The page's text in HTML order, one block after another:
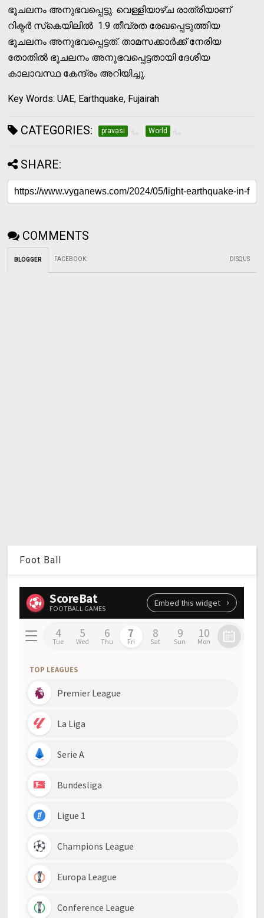
ഭൂചലനം അനുഭവപ്പെട്ടു. വെള്ളിയാഴ്ച രാത്രിയാണ്
റിക്ടര്‍ സ്‌കെയിലില്‍ 1.9 തീവ്രത രേഖപ്പെടുത്തിയ
ഭൂചലനം അനുഭവപ്പെട്ടത്. താമസക്കാര്‍ക്ക് നേരിയ
തോതില്‍ ഭൂചലനം അനുഭവപ്പെട്ടതായി ദേശീയ
കാലാവസ്ഥ കേന്ദ്രം അറിയിച്ചു.
Key Words: UAE, Earthquake, Fujairah
CATEGORIES: pravasi World
SHARE:
COMMENTS
BLOGGER FACEBOOK: DISQUS
Foot Ball